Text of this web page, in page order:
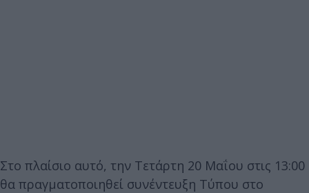
Στο πλαίσιο αυτό, την Τετάρτη 20 Μαΐου στις 13:00
θα πραγματοποιηθεί συνέντευξη Τύπου στο